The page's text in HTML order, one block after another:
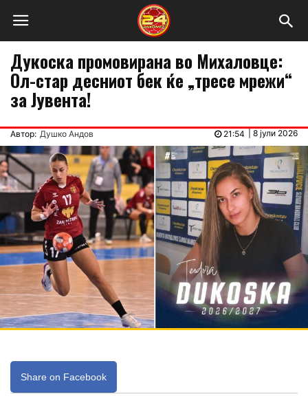
Дукоска промовирана во Михаловце:
Ол-стар десниот бек ќе „тресе мрежи“
за Јувента!
Автор: Душко Андов 8 јули 2026
21:54
Share on Facebook